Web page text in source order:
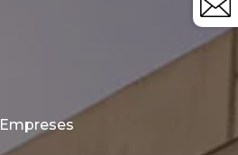
Categories
Empreses